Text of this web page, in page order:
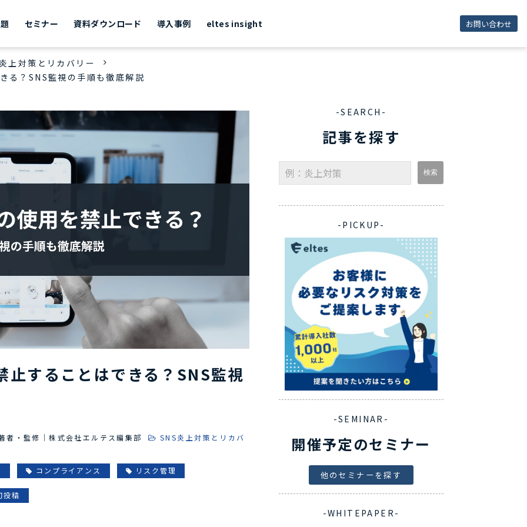
セミナー 資料ダウンロード 導入事例 eltes insight お問い合わせ
上対策とリカバリー
る？SNS監視の手順も徹底解説
止することはできる？SNS監視
者・監修｜株式会社エルテス編集部 SNS炎上対策とリカバ
コンプライアンス リスク管理
投稿
-SEARCH-
記事を探す
-PICKUP-
-SEMINAR-
開催予定のセミナー
他のセミナーを探す
-WHITEPAPER-